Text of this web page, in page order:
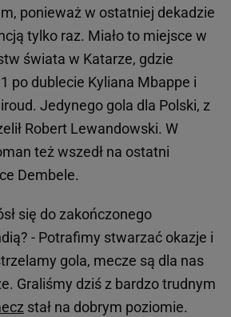
ponieważ w ostatniej dekadzie
tylko raz. Miało to miejsce w
świata w Katarze, gdzie
po dublecie Kyliana Mbappe i
Jedynego gola dla Polski, z
Robert Lewandowski. W
też wszedł na ostatni
Dembele.
się do zakończonego
- Potrafimy stwarzać okazje i
gola, mecze są dla nas
Graliśmy dziś z bardzo trudnym
stał na dobrym poziomie.